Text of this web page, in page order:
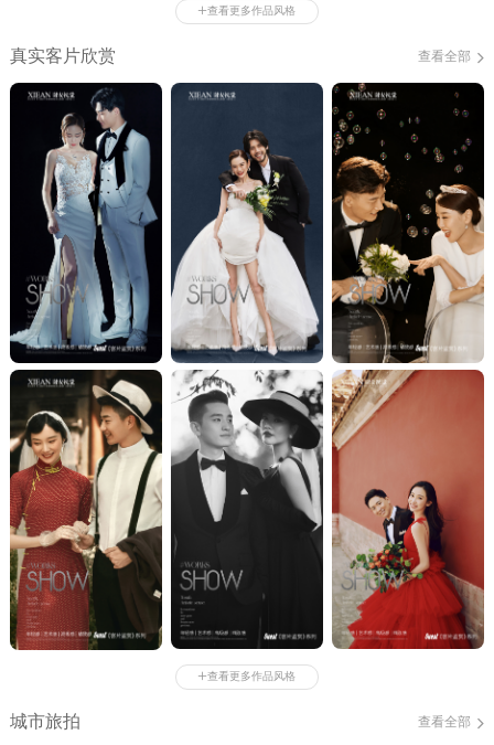
+查看更多作品风格
真实客片欣赏 查看全部
+查看更多作品风格
城市旅拍 查看全部